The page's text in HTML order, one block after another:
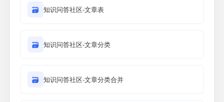
🗃 知识问答社区-文章表
🗃 知识问答社区-文章分类
🗃 知识问答社区-文章分类合并